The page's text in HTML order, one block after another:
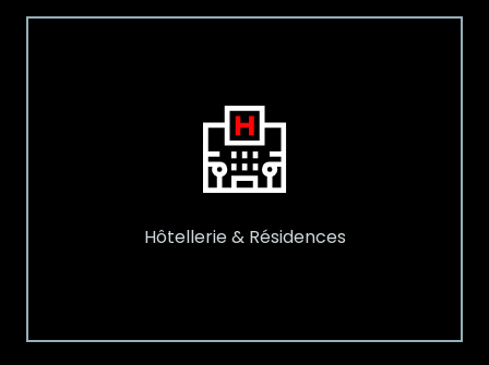
Hôtellerie & Résidences